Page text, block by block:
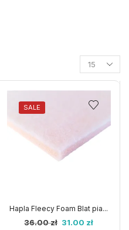
SALE
Hapla Fleecy Foam Blat pia...
36.00zł 31.00 zł